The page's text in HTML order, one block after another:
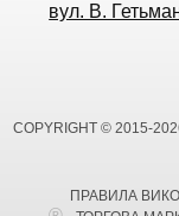
вул. В.
COPYRIGHT © 2015-
ПРАВИЛА